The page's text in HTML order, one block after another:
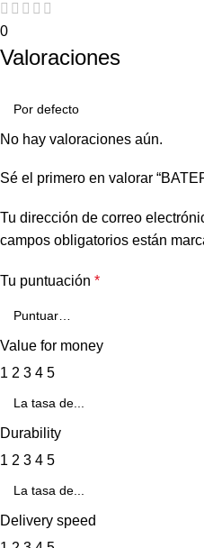
0
Valoraciones
No hay valoraciones aún.
Sé el primero en valorar
Tu dirección de correo
campos obligatorios están
Tu puntuación *
Value for money
1 2 3 4 5
Durability
1 2 3 4 5
Delivery speed